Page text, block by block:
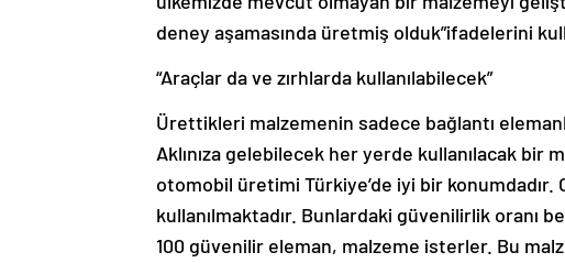
deney aşamasında üretmiş olduk”ifadelerini
“Araçlar da ve zırhlarda kullanılabilecek”
Ürettikleri malzemenin sadece bağlantı
Aklınıza gelebilecek her yerde kullanılacak
otomobil üretimi Türkiye’de iyi bir konumdadır.
kullanılmaktadır. Bunlardaki güvenilirlik oranı
100 güvenilir eleman, malzeme isterler. Bu